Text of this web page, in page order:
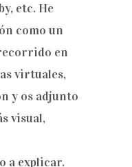
etc. He
como un
en
virtuales,
y os adjunto
visual,
a explicar.